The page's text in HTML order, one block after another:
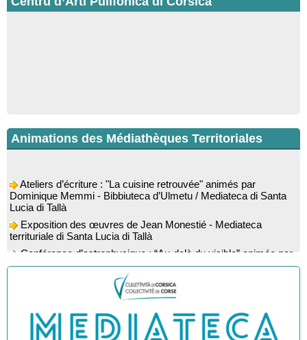
Animations des Médiathèques Territoriales
Dominique Memmi - Bibbiuteca d’Ulmetu / Mediateca di Santa
Lucia di Tallà
territuriale di Santa Lucia di Tallà
Bicchisgià
Exposition des œuvres de Dominique Malberti Morin :
"Racines, peintures acryliques et aquarelles" - Mediateca
Animation : "Petits lecteurs" - Médiathèque - Pitretu è